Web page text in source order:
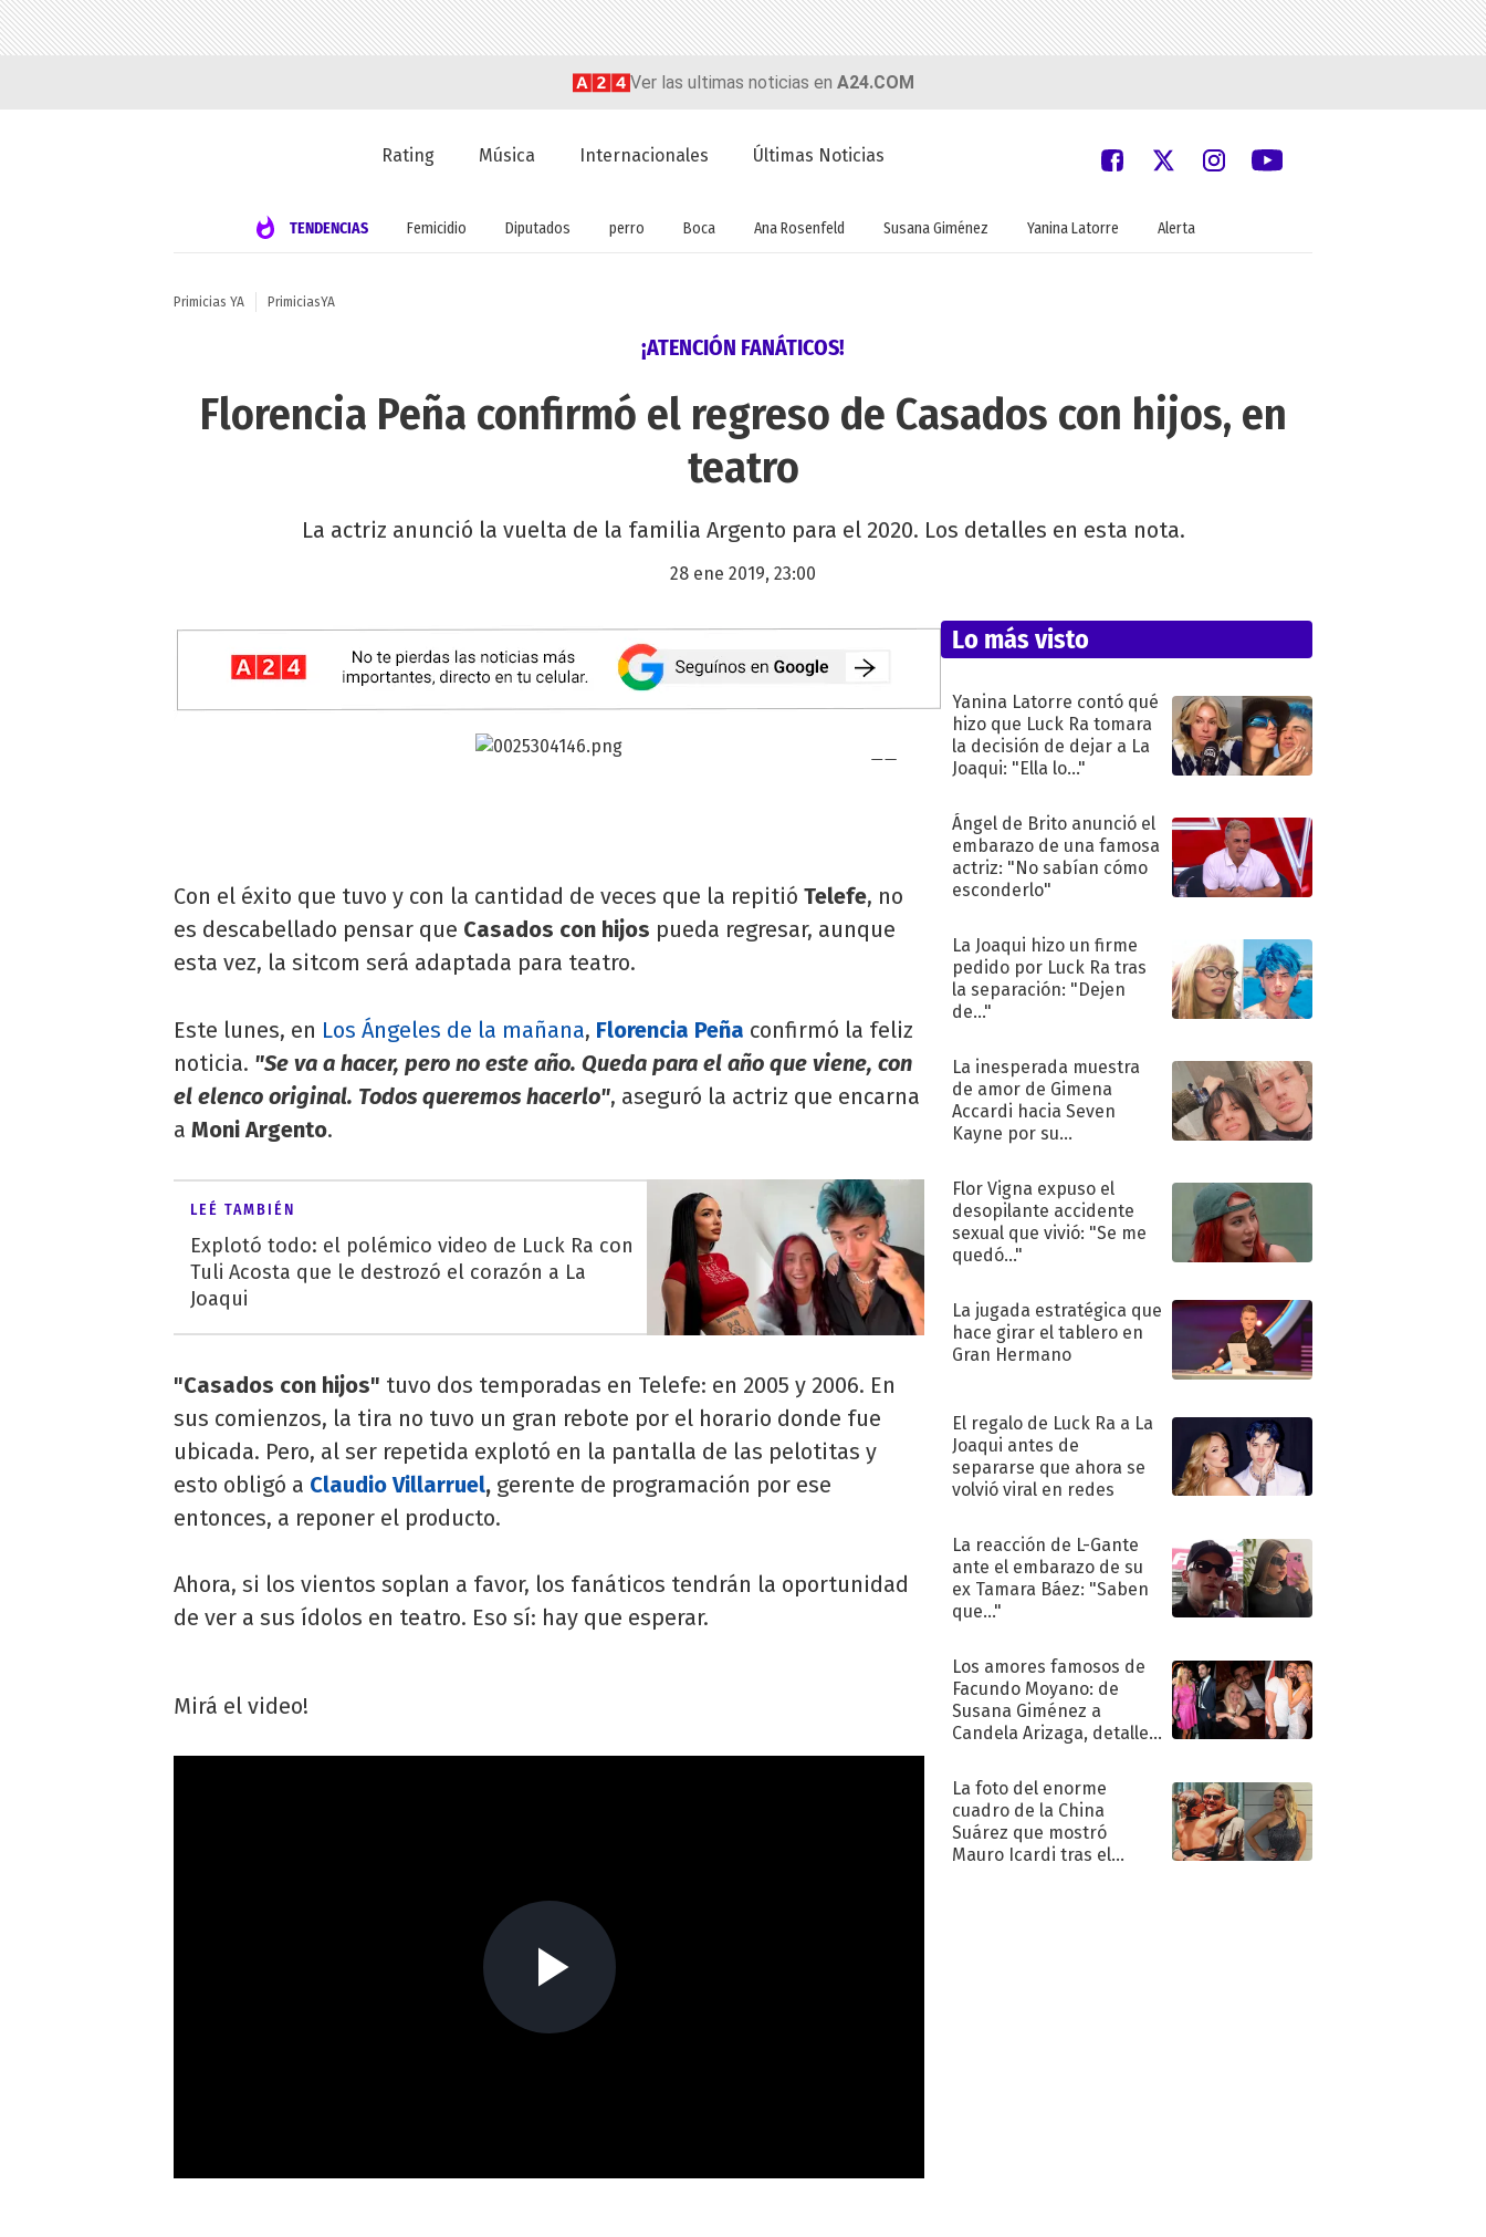
Ver las ultimas noticias en A24.COM
Rating Música Internacionales Últimas Noticias
TENDENCIAS Femicidio Diputados perro Boca Ana Rosenfeld Susana Giménez Yanina Latorre Alerta
Primicias YA PrimiciasYA
¡ATENCIÓN FANÁTICOS!
Florencia Peña confirmó el regreso de Casados con hijos, en
teatro
La actriz anunció la vuelta de la familia Argento para el 2020. Los detalles en esta nota.
28 ene 2019, 23:00
Con el éxito que tuvo y con la cantidad de veces que la repitió Telefe, no
es descabellado pensar que Casados con hijos pueda regresar, aunque
esta vez, la sitcom será adaptada para teatro.
Este lunes, en Los Ángeles de la mañana, Florencia Peña confirmó la feliz
noticia. "Se va a hacer, pero no este año. Queda para el año que viene, con
el elenco original. Todos queremos hacerlo", aseguró la actriz que encarna
a Moni Argento.
LEÉ TAMBIÉN
Explotó todo: el polémico video de Luck Ra con
Tuli Acosta que le destrozó el corazón a La
Joaqui
"Casados con hijos" tuvo dos temporadas en Telefe: en 2005 y 2006. En
sus comienzos, la tira no tuvo un gran rebote por el horario donde fue
ubicada. Pero, al ser repetida explotó en la pantalla de las pelotitas y
esto obligó a Claudio Villarruel, gerente de programación por ese
entonces, a reponer el producto.
Ahora, si los vientos soplan a favor, los fanáticos tendrán la oportunidad
de ver a sus ídolos en teatro. Eso sí: hay que esperar.
Mirá el video!
Lo más visto
Yanina Latorre contó qué
hizo que Luck Ra tomara
la decisión de dejar a La
Joaqui: "Ella lo..."
Ángel de Brito anunció el
embarazo de una famosa
actriz: "No sabían cómo
esconderlo"
La Joaqui hizo un firme
pedido por Luck Ra tras
la separación: "Dejen
de..."
La inesperada muestra
de amor de Gimena
Accardi hacia Seven
Kayne por su
Flor Vigna expuso el
desopilante accidente
sexual que vivió: "Se me
quedó..."
La jugada estratégica que
hace girar el tablero en
Gran Hermano
El regalo de Luck Ra a La
Joaqui antes de
separarse que ahora se
volvió viral en redes
La reacción de L-Gante
ante el embarazo de su
ex Tamara Báez: "Saben
que..."
Los amores famosos de
Facundo Moyano: de
Susana Giménez a
Candela Arizaga, detalles
sentimental
La foto del enorme
cuadro de la China
Suárez que mostró
Mauro Icardi tras el